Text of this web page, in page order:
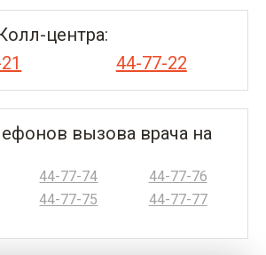
центра:
44-77-22
вызова врача на
44-77-74
44-77-75
44-77-76
44-77-77